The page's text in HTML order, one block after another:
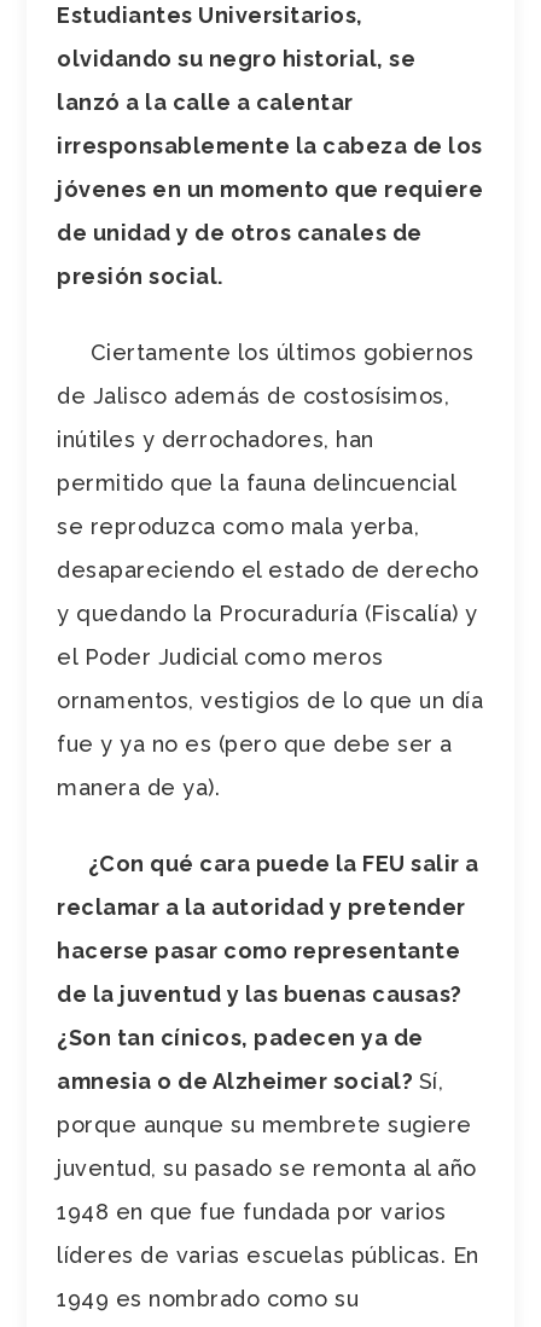
Estudiantes Universitarios,
olvidando su negro historial, se
lanzó a la calle a calentar
irresponsablemente la cabeza de los
jóvenes en un momento que requiere
de unidad y de otros canales de
presión social.
Ciertamente los últimos gobiernos
de Jalisco además de costosísimos,
inútiles y derrochadores, han
permitido que la fauna delincuencial
se reproduzca como mala yerba,
desapareciendo el estado de derecho
y quedando la Procuraduría (Fiscalía) y
el Poder Judicial como meros
ornamentos, vestigios de lo que un día
fue y ya no es (pero que debe ser a
manera de ya).
¿Con qué cara puede la FEU salir a
reclamar a la autoridad y pretender
hacerse pasar como representante
de la juventud y las buenas causas?
¿Son tan cínicos, padecen ya de
amnesia o de Alzheimer social? Sí,
porque aunque su membrete sugiere
juventud, su pasado se remonta al año
1948 en que fue fundada por varios
líderes de varias escuelas públicas. En
1949 es nombrado como su